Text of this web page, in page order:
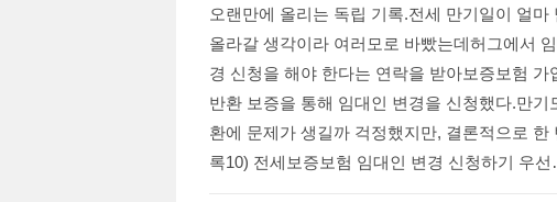
오랜만에 올리는 독립 기록.전세 만기일이 얼마
올라갈 생각이라 여러모로 바빴는데허그에서
경 신청을 해야 한다는 연락을 받아보증보험 가
반환 보증을 통해 임대인 변경을 신청했다.만기
환에 문제가 생길까 걱정했지만, 결론적으로 한
록10) 전세보증보험 임대인 변경 신청하기 우